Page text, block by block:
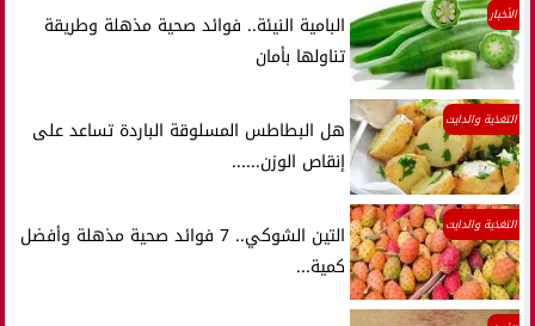
الأخبار
البامية النيئة.. فوائد صحية مذهلة وطريقة
تناولها بأمان
التغذية والدايت
هل البطاطس المسلوقة الباردة تساعد على
إنقاص الوزن......
التغذية والدايت
التين الشوكي.. 7 فوائد صحية مذهلة وأفضل
كمية...